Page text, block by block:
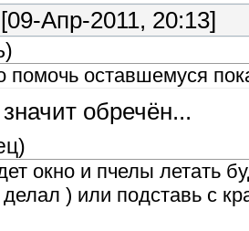
[09-Апр-2011, 20:13]
)
оставшемуся
обречён...
)
окно и пчелы летать
) или подставь с